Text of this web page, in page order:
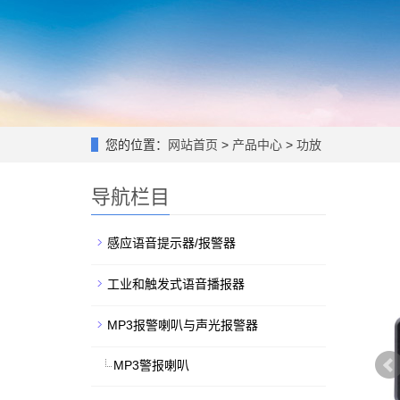
您的位置： 网站首页 > 产品中心 > 功放
导航栏目
感应语音提示器/报警器
工业和触发式语音播报器
MP3报警喇叭与声光报警器
MP3警报喇叭